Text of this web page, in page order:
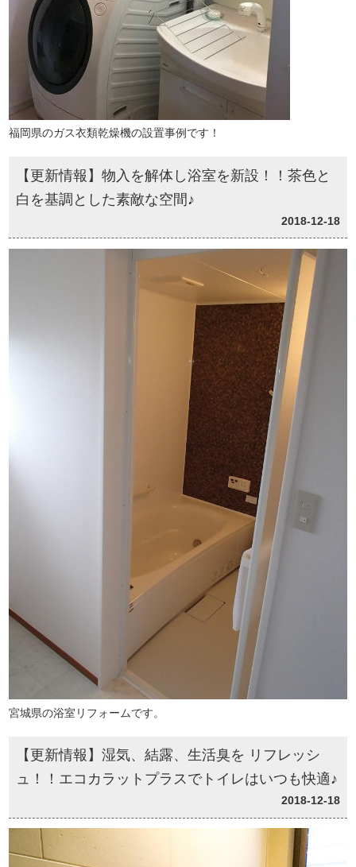
福岡県のガス衣類乾燥機の設置事例です！
【更新情報】物入を解体し浴室を新設！！茶色と
白を基調とした素敵な空間♪
2018-12-18
宮城県の浴室リフォームです。
【更新情報】湿気、結露、生活臭を リフレッシ
ュ！！エコカラットプラスでトイレはいつも快適♪
2018-12-18